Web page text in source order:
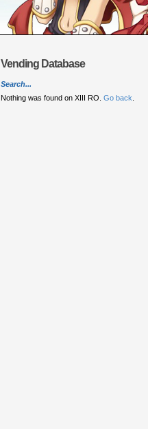
Vending Database
Search...
Nothing was found on XIII RO. Go back